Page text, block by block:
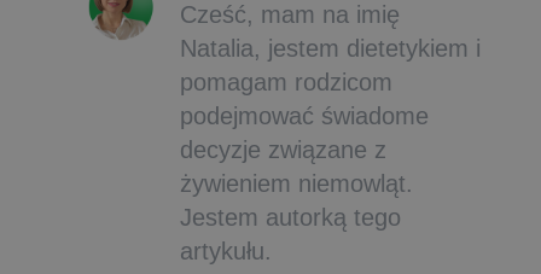
Cześć, mam na imię
Natalia, jestem dietetykiem i
pomagam rodzicom
podejmować świadome
decyzje związane z
żywieniem niemowląt.
Jestem autorką tego
artykułu.